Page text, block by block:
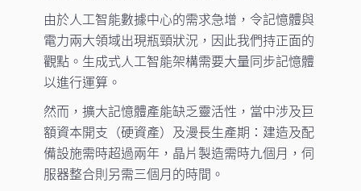
由於人工智能數據中心的需求急增，令記憶體與
電力兩大領域出現瓶頸狀況，因此我們持正面的
觀點。生成式人工智能架構需要大量同步記憶體
以進行運算。
然而，擴大記憶體產能缺乏靈活性，當中涉及巨
額資本開支（硬資產）及漫長生產期：建造及配
備設施需時超過兩年，晶片製造需時九個月，伺
服器整合則另需三個月的時間。